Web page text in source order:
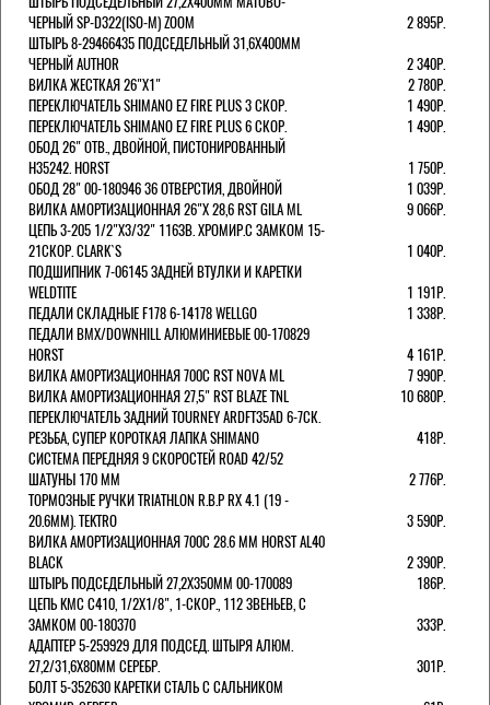
ЧЕРНЫЙ SP-D322(ISO-M) ZOOM
2 895Р.
ШТЫРЬ 8-29466435 ПОДСЕДЕЛЬНЫЙ 31,6X400ММ
ЧЕРНЫЙ AUTHOR
2 340Р.
ВИЛКА ЖЕСТКАЯ 26"Х1"
2 780Р.
ПЕРЕКЛЮЧАТЕЛЬ SHIMANO EZ FIRE PLUS 3 СКОР.
1 490Р.
ПЕРЕКЛЮЧАТЕЛЬ SHIMANO EZ FIRE PLUS 6 СКОР.
1 490Р.
ОБОД 26" ОТВ., ДВОЙНОЙ, ПИСТОНИРОВАННЫЙ
H35242. HORST
1 750Р.
ОБОД 28" 00-180946 36 ОТВЕРСТИЯ, ДВОЙНОЙ
1 039Р.
ВИЛКА АМОРТИЗАЦИОННАЯ 26"Х 28,6 RST GILA ML
9 066Р.
ЦЕПЬ 3-205 1/2"X3/32" 116ЗВ. ХРОМИР.С ЗАМКОМ 15-
21СКОР. CLARK`S
1 040Р.
ПОДШИПНИК 7-06145 ЗАДНЕЙ ВТУЛКИ И КАРЕТКИ
WELDTITE
1 191Р.
ПЕДАЛИ СКЛАДНЫЕ F178 6-14178 WELLGO
1 338Р.
ПЕДАЛИ BMX/DOWNHILL АЛЮМИНИЕВЫЕ 00-170829
HORST
4 161Р.
ВИЛКА АМОРТИЗАЦИОННАЯ 700С RST NOVA ML
7 990Р.
ВИЛКА АМОРТИЗАЦИОННАЯ 27,5" RST BLAZE TNL
10 680Р.
ПЕРЕКЛЮЧАТЕЛЬ ЗАДНИЙ TOURNEY ARDFT35AD 6-7СК.
РЕЗЬБА, СУПЕР КОРОТКАЯ ЛАПКА SHIMANO
418Р.
СИСТЕМА ПЕРЕДНЯЯ 9 СКОРОСТЕЙ ROAD 42/52
ШАТУНЫ 170 ММ
2 776Р.
ТОРМОЗНЫЕ РУЧКИ TRIATHLON R.B.P RX 4.1 (19 -
20.6ММ). TEKTRO
3 590Р.
ВИЛКА АМОРТИЗАЦИОННАЯ 700C 28.6 ММ HORST AL40
BLACK
2 390Р.
ШТЫРЬ ПОДСЕДЕЛЬНЫЙ 27,2Х350ММ 00-170089
186Р.
ЦЕПЬ KMC C410, 1/2Х1/8", 1-СКОР., 112 ЗВЕНЬЕВ, С
ЗАМКОМ 00-180370
333Р.
АДАПТЕР 5-259929 ДЛЯ ПОДСЕД. ШТЫРЯ АЛЮМ.
27,2/31,6Х80ММ СЕРЕБР.
301Р.
БОЛТ 5-352630 КАРЕТКИ СТАЛЬ С САЛЬНИКОМ